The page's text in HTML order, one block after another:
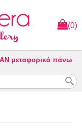
(0)
μεταφορικά πάνω
search